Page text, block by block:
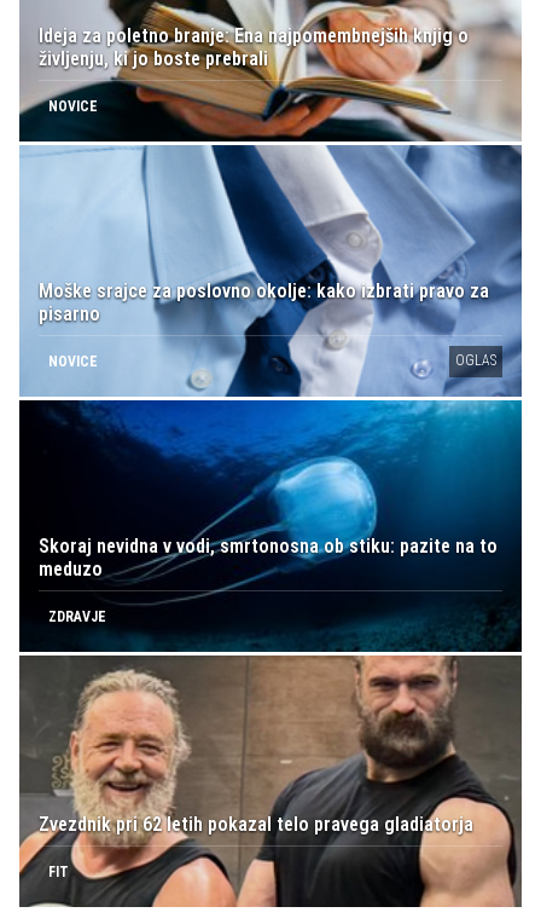
Ideja za poletno branje: Ena najpomembnejših knjig o
življenju, ki jo boste prebrali
NOVICE
Moške srajce za poslovno okolje: kako izbrati pravo za
pisarno
NOVICE OGLAS
Skoraj nevidna v vodi, smrtonosna ob stiku: pazite na to
meduzo
ZDRAVJE
Zvezdnik pri 62 letih pokazal telo pravega gladiatorja
FIT